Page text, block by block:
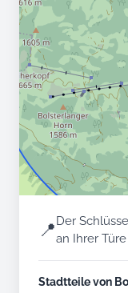
📍Der
an Ihrer
Stadtteile von